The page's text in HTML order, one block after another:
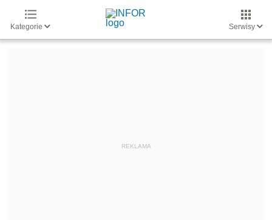
Kategorie Serwisy